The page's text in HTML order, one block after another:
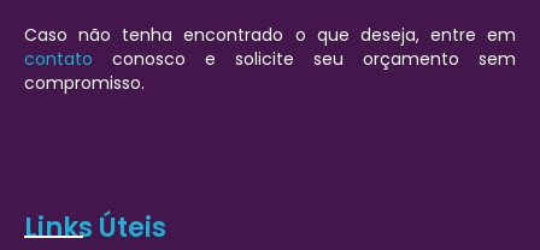
Caso não tenha encontrado o que deseja, entre em
contato conosco e solicite seu orçamento sem
compromisso.
Links Úteis